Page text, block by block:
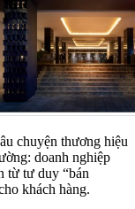
chuyện thương hiệu
doanh nghiệp
từ tư duy “bán
khách hàng.